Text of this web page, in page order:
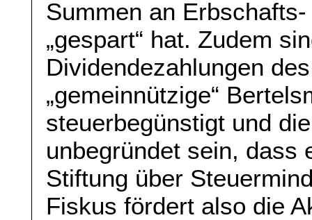
Summen an
„gespart“ hat. Zudem
Dividendezahlungen
„gemeinnützige“
steuerbegünstigt und
unbegründet sein, dass
Stiftung über
Fiskus fördert also die